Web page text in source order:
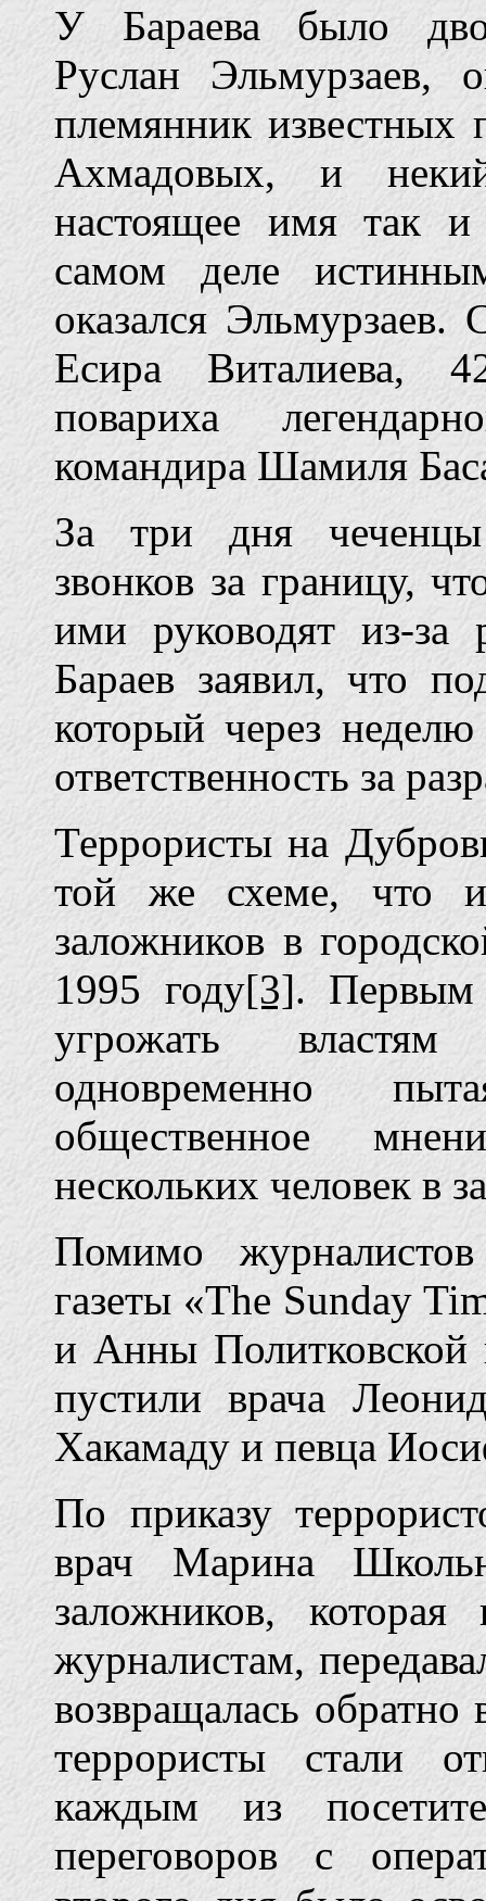
У Бараева было
Руслан Эльмурзаев,
племянник известных
Ахмадовых, и
настоящее имя так
самом деле
оказался
Есира Виталиева,
повариха
командира Шамиля
За три дня чеченцы
звонков за границу,
ими руководят из-
Бараев заявил, что
который через
ответственность за
Террористы на
той же схеме, что и
заложников в
1995 году[3]. Первым
угрожать властям
одновременно
общественное
нескольких человек в
Помимо
газеты «The Sunday
и Анны
пустили врача
Хакамаду и певца
По приказу
врач Марина
заложников,
журналистам,
возвращалась обратно
террористы стали
каждым из
переговоров с